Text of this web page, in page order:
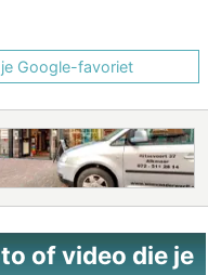
Google-favoriet
of video die je